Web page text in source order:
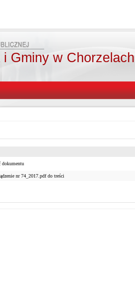
Gminy w Chorzelach
dokumentu
nr 74_2017.pdf do treści